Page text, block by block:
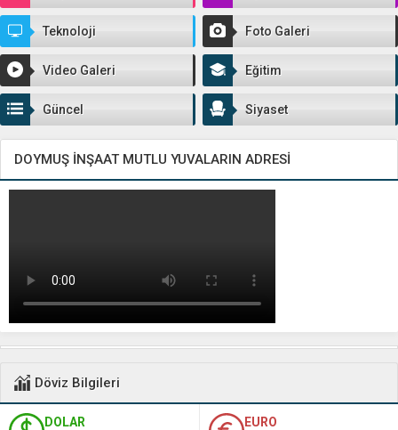
Teknoloji Foto Galeri
Video Galeri Eğitim
Güncel Siyaset
DOYMUŞ İNŞAAT MUTLU YUVALARIN ADRESİ
Döviz Bilgileri
DOLAR
EURO